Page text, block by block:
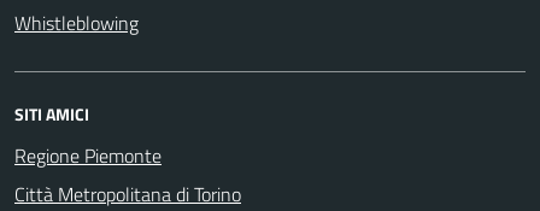
Whistleblowing
SITI AMICI
Regione Piemonte
Città Metropolitana di Torino